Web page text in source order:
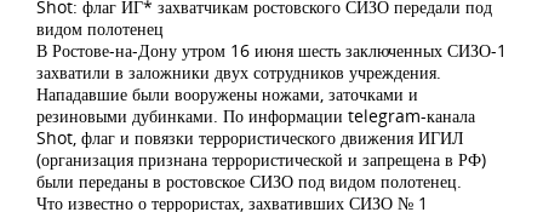
Shot: флаг ИГ* захватчикам ростовского СИЗО передали под
видом полотенец
В Ростове-на-Дону утром 16 июня шесть заключенных СИЗО-1
захватили в заложники двух сотрудников учреждения.
Нападавшие были вооружены ножами, заточками и
резиновыми дубинками. По информации telegram-канала
Shot, флаг и повязки террористического движения ИГИЛ
(организация признана террористической и запрещена в РФ)
были переданы в ростовское СИЗО под видом полотенец.
Что известно о террористах, захвативших СИЗО № 1